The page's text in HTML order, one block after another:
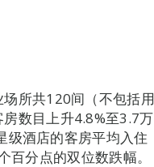
所共120间（不包括用
数目上升4.8%至3.7万
级酒店的客房平均入住
分点的双位数跌幅。